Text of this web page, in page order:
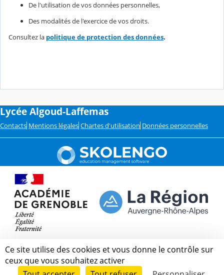
De l'utilisation de vos données personnelles,
Des modalités de l'exercice de vos droits.
Consultez la politique de protection des données.
Lycée Algoud-Laffemas
Contacts Mentions légales Chartes d'utilisation Données personnelles
Ce site utilise des cookies et vous donne le contrôle sur
ceux que vous souhaitez activer